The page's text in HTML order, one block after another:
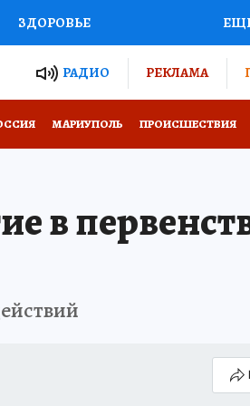
ЗДОРОВЬЕ
РОССИИРАДИО РЕКЛАМА
МАРИУПОЛЬ ПРОИСШЕСТВИЯ
в